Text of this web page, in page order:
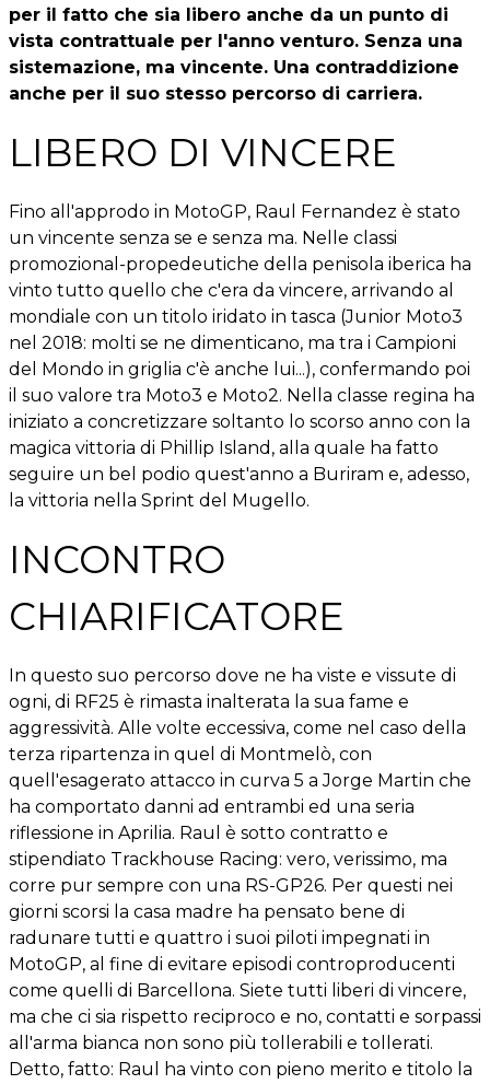
per il fatto che sia libero anche da un punto di
vista contrattuale per l'anno venturo. Senza una
sistemazione, ma vincente. Una contraddizione
anche per il suo stesso percorso di carriera.
LIBERO DI VINCERE
Fino all'approdo in MotoGP, Raul Fernandez è stato
un vincente senza se e senza ma. Nelle classi
promozional-propedeutiche della penisola iberica ha
vinto tutto quello che c'era da vincere, arrivando al
mondiale con un titolo iridato in tasca (Junior Moto3
nel 2018: molti se ne dimenticano, ma tra i Campioni
del Mondo in griglia c'è anche lui...), confermando poi
il suo valore tra Moto3 e Moto2. Nella classe regina ha
iniziato a concretizzare soltanto lo scorso anno con la
magica vittoria di Phillip Island, alla quale ha fatto
seguire un bel podio quest'anno a Buriram e, adesso,
la vittoria nella Sprint del Mugello.
INCONTRO
CHIARIFICATORE
In questo suo percorso dove ne ha viste e vissute di
ogni, di RF25 è rimasta inalterata la sua fame e
aggressività. Alle volte eccessiva, come nel caso della
terza ripartenza in quel di Montmelò, con
quell'esagerato attacco in curva 5 a Jorge Martin che
ha comportato danni ad entrambi ed una seria
riflessione in Aprilia. Raul è sotto contratto e
stipendiato Trackhouse Racing: vero, verissimo, ma
corre pur sempre con una RS-GP26. Per questi nei
giorni scorsi la casa madre ha pensato bene di
radunare tutti e quattro i suoi piloti impegnati in
MotoGP, al fine di evitare episodi controproducenti
come quelli di Barcellona. Siete tutti liberi di vincere,
ma che ci sia rispetto reciproco e no, contatti e sorpassi
all'arma bianca non sono più tollerabili e tollerati.
Detto, fatto: Raul ha vinto con pieno merito e titolo la